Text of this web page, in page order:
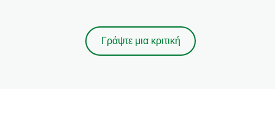
Γράψτε μια κριτική